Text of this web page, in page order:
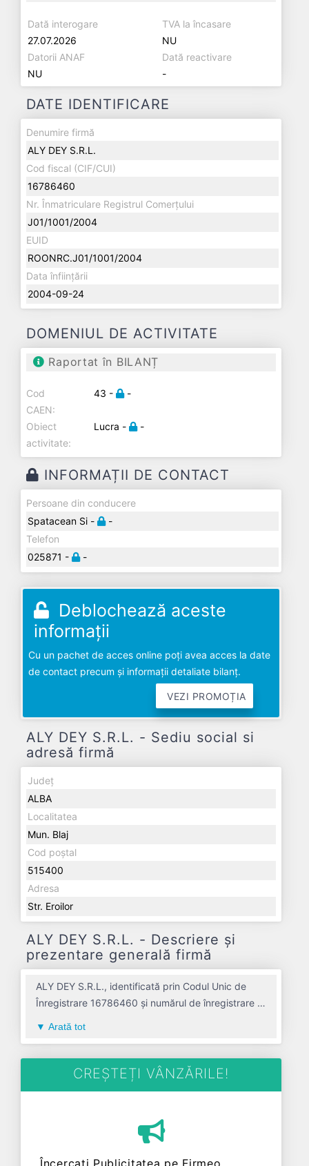
Dată interogare
27.07.2026
TVA la încasare
NU
Datorii ANAF
NU
Dată reactivare
-
DATE IDENTIFICARE
Denumire firmă
ALY DEY S.R.L.
Cod fiscal (CIF/CUI)
16786460
Nr. Înmatriculare Registrul Comerțului
J01/1001/2004
EUID
ROONRC.J01/1001/2004
Data înființării
2004-09-24
DOMENIUL DE ACTIVITATE
Raportat în BILANȚ
Cod
CAEN:
43 - -
Obiect
activitate:
Lucra - -
INFORMAȚII DE CONTACT
Persoane din conducere
Spatacean Si -
-
Telefon
025871 -
-
Deblochează aceste
informații
Cu un pachet de acces online poți avea acces la date
de contact precum și informații detaliate bilanț.
VEZI PROMOȚIA
ALY DEY S.R.L. - Sediu social si
adresă firmă
Județ
ALBA
Localitatea
Mun. Blaj
Cod poștal
515400
Adresa
Str. Eroilor
ALY DEY S.R.L. - Descriere și
prezentare generală firmă
ALY DEY S.R.L., identificată prin Codul Unic de
Înregistrare 16786460 și numărul de înregistrare la
codul 4322. Cu sediul social poziționat în zona de
Centru a țării, în judetul ALBA, compania aduce o
DEY S.R.L. a fost fondată în anul 2004, având o
vechime de 22 ani. Conform ultimului bilanț,
Arată tot
CREȘTEȚI VÂNZĂRILE!
Încercați Publicitatea pe Firmeo